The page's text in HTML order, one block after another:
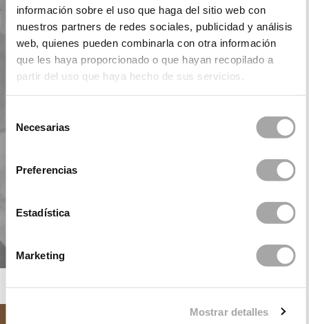
información sobre el uso que haga del sitio web con
nuestros partners de redes sociales, publicidad y análisis
web, quienes pueden combinarla con otra información
que les haya proporcionado o que hayan recopilado a
partir del uso que haya hecho de sus servicios.
Necesarias
Preferencias
Estadística
Marketing
Mostrar detalles